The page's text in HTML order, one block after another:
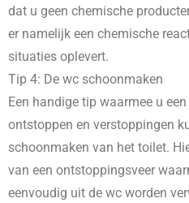
dat u geen chemische
er namelijk een chemische
situaties oplevert.
Tip 4: De wc schoonmaken
Een handige tip waarmee u
ontstoppen en verstoppingen
schoonmaken van het toilet.
van een ontstoppingsveer
eenvoudig uit de wc worden